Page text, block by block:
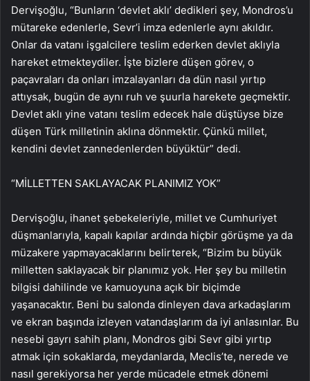
Dervişoğlu, “Bunların ‘devlet aklı’ dedikleri şey, Mondros’u
mütareke edenlerle, Sevr’i imza edenlerle aynı akıldır.
Onlar da vatanı işgalcilere teslim ederken devlet aklıyla
hareket etmekteydiler. İşte bizlere düşen görev, o
paçavraları da onları imzalayanları da dün nasıl yırtıp
attıysak, bugün de aynı ruh ve şuurla harekete geçmektir.
Devlet aklı yine vatanı teslim edecek hale düştüyse bize
düşen Türk milletinin aklına dönmektir. Çünkü millet,
kendini devlet zannedenlerden büyüktür” dedi.
“MİLLETTEN SAKLAYACAK PLANIMIZ YOK”
Dervişoğlu, ihanet şebekeleriyle, millet ve Cumhuriyet
düşmanlarıyla, kapalı kapılar ardında hiçbir görüşme ya da
müzakere yapmayacaklarını belirterek, “Bizim bu büyük
milletten saklayacak bir planımız yok. Her şey bu milletin
bilgisi dahilinde ve kamuoyuna açık bir biçimde
yaşanacaktır. Beni bu salonda dinleyen dava arkadaşlarım
ve ekran başında izleyen vatandaşlarım da iyi anlasınlar. Bu
nesebi gayrı sahih planı, Mondros gibi Sevr gibi yırtıp
atmak için sokaklarda, meydanlarda, Meclis’te, nerede ve
nasıl gerekiyorsa her yerde mücadele etmek dönemi